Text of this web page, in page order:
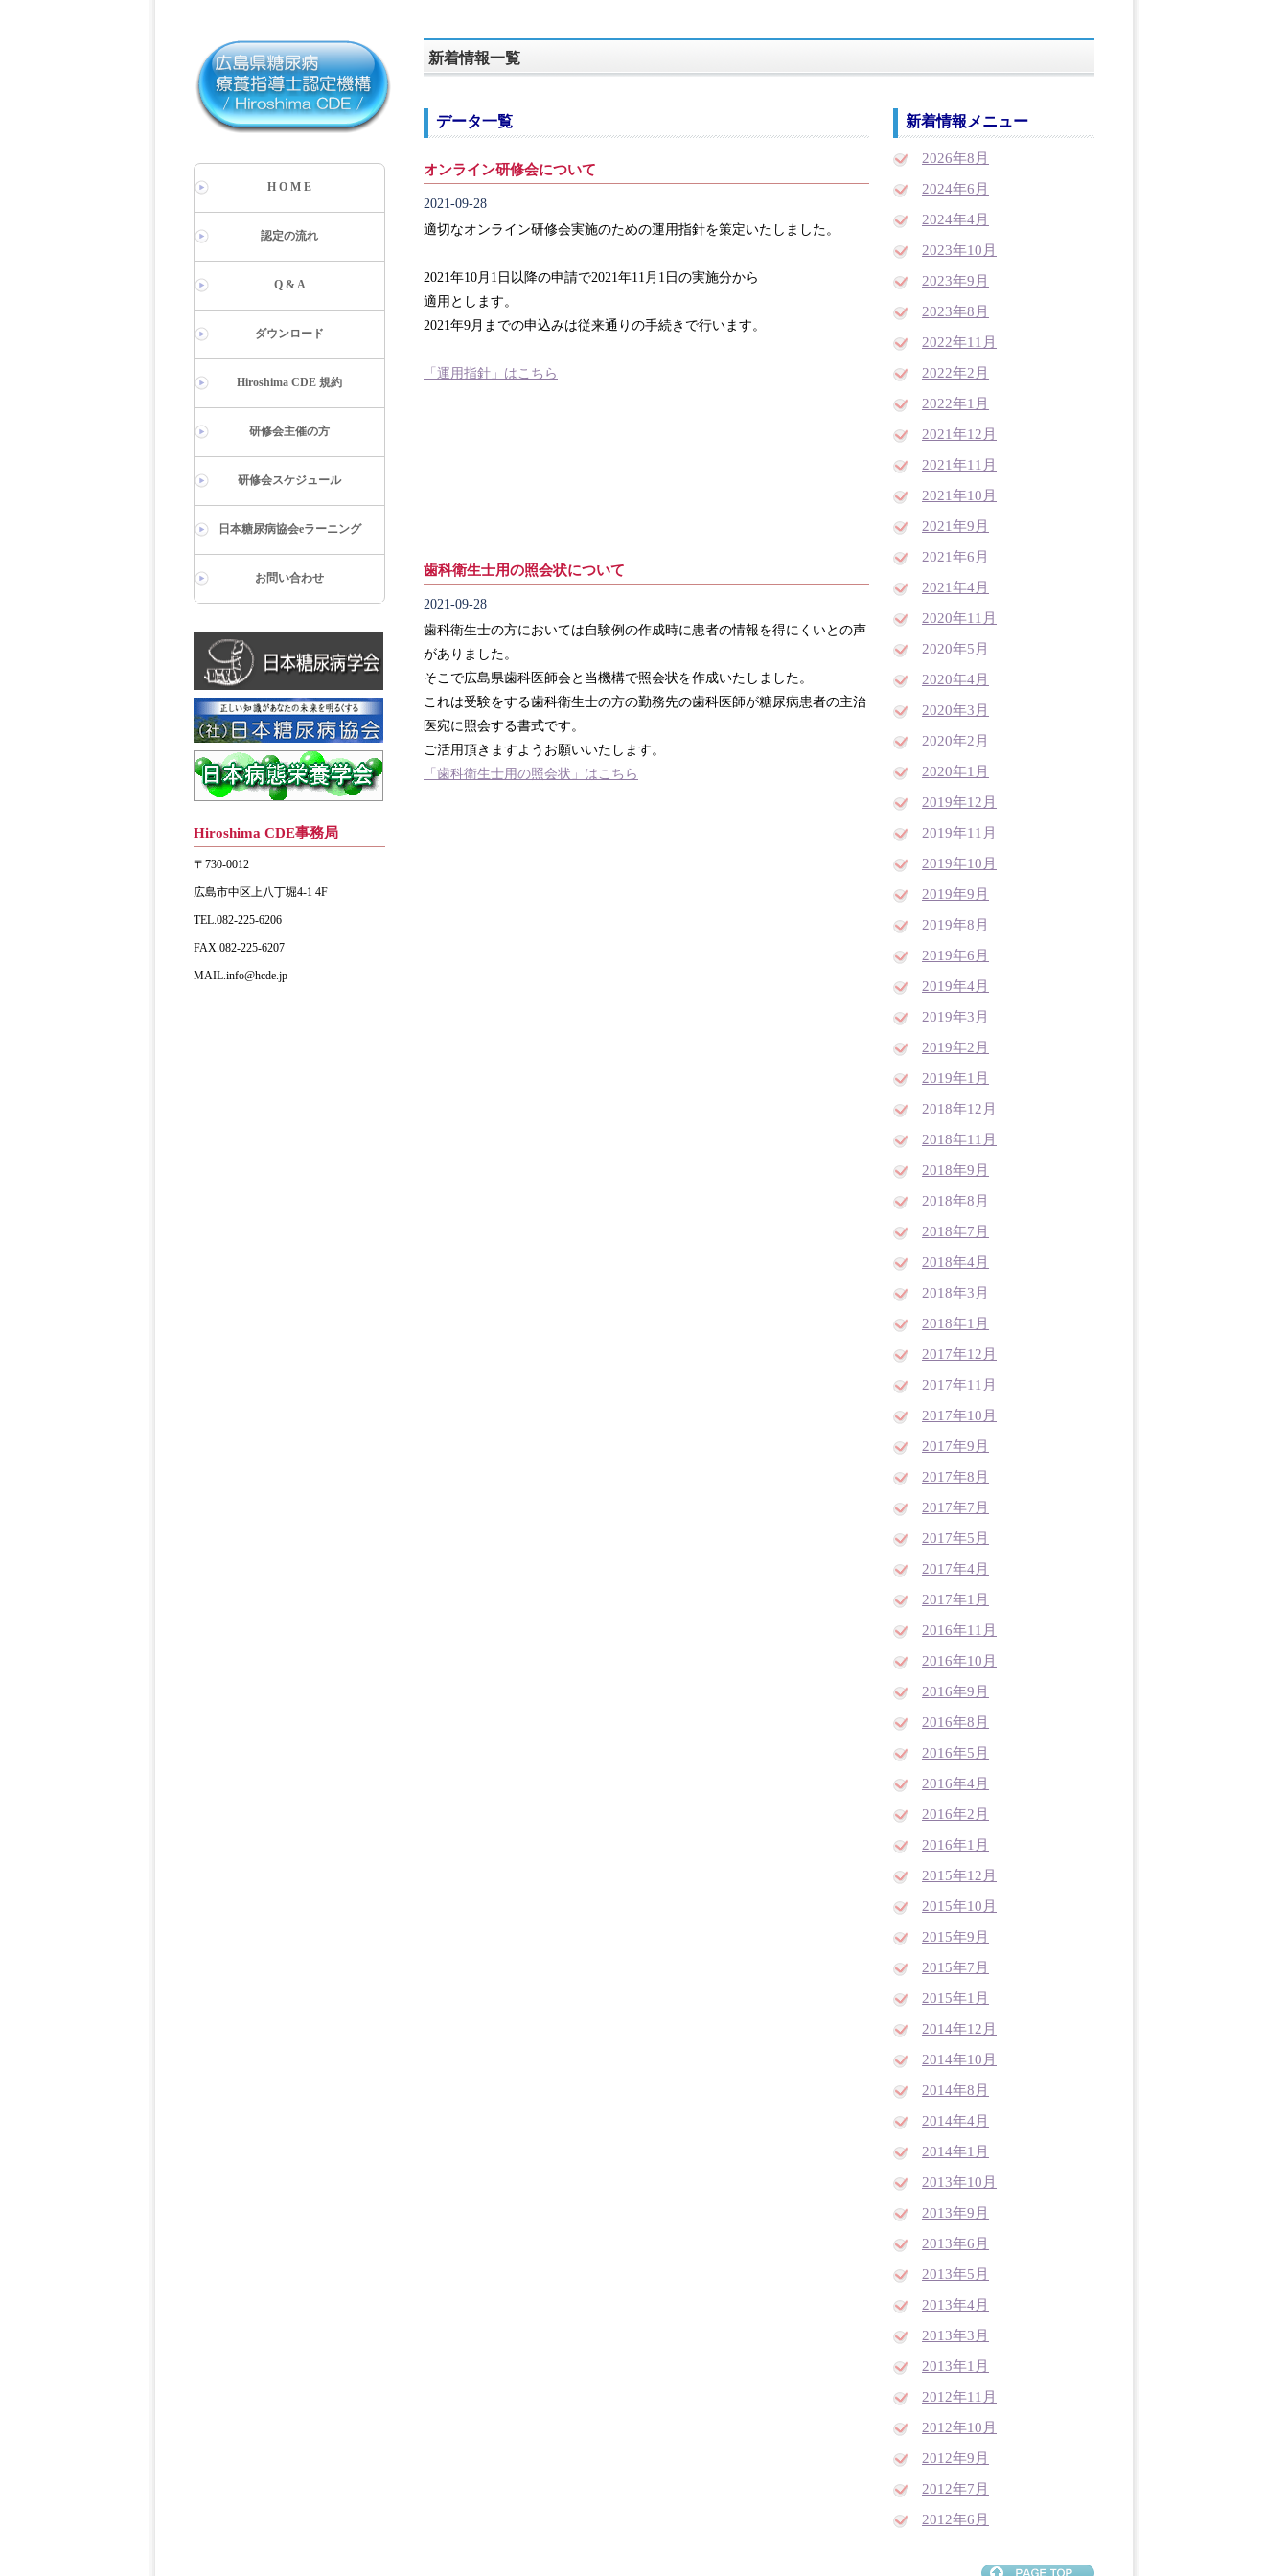
H O M E
認定の流れ
Q & A
ダウンロード
Hiroshima CDE 規約
研修会主催の方
研修会スケジュール
日本糖尿病協会eラーニング
お問い合わせ
Hiroshima CDE事務局
〒730-0012
広島市中区上八丁堀4-1 4F
TEL.082-225-6206
FAX.082-225-6207
MAIL.info@hcde.jp
新着情報一覧
データ一覧
オンライン研修会について
2021-09-28
適切なオンライン研修会実施のための運用指針を策定いたしました。
2021年10月1日以降の申請で2021年11月1日の実施分から
適用とします。
2021年9月までの申込みは従来通りの手続きで行います。
「運用指針」はこちら
歯科衛生士用の照会状について
2021-09-28
歯科衛生士の方においては自験例の作成時に患者の情報を得にくいとの声
がありました。
そこで広島県歯科医師会と当機構で照会状を作成いたしました。
これは受験をする歯科衛生士の方の勤務先の歯科医師が糖尿病患者の主治
医宛に照会する書式です。
ご活用頂きますようお願いいたします。
「歯科衛生士用の照会状」はこちら
新着情報メニュー
2026年8月
2024年6月
2024年4月
2023年10月
2023年9月
2023年8月
2022年11月
2022年2月
2022年1月
2021年12月
2021年11月
2021年10月
2021年9月
2021年6月
2021年4月
2020年11月
2020年5月
2020年4月
2020年3月
2020年2月
2020年1月
2019年12月
2019年11月
2019年10月
2019年9月
2019年8月
2019年6月
2019年4月
2019年3月
2019年2月
2019年1月
2018年12月
2018年11月
2018年9月
2018年8月
2018年7月
2018年4月
2018年3月
2018年1月
2017年12月
2017年11月
2017年10月
2017年9月
2017年8月
2017年7月
2017年5月
2017年4月
2017年1月
2016年11月
2016年10月
2016年9月
2016年8月
2016年5月
2016年4月
2016年2月
2016年1月
2015年12月
2015年10月
2015年9月
2015年7月
2015年1月
2014年12月
2014年10月
2014年8月
2014年4月
2014年1月
2013年10月
2013年9月
2013年6月
2013年5月
2013年4月
2013年3月
2013年1月
2012年11月
2012年10月
2012年9月
2012年7月
2012年6月